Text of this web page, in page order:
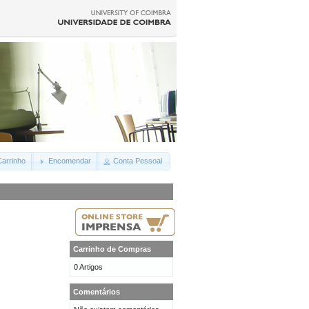
Encomendar Conta Pessoal
Carrinho de Compras
0 Artigos
Comentários